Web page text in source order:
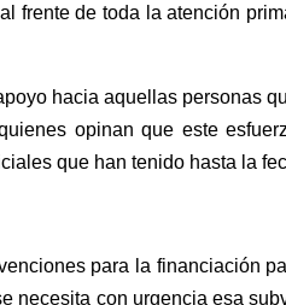
frente de toda la atención
hacia aquellas personas
opinan que este
que han tenido hasta la
para la financiación
necesita con urgencia esa